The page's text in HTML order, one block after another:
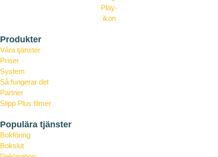
Produkter
Våra tjänster
Priser
System
Så fungerar det
Partner
Slipp Plus filmer
Populära tjänster
Bokföring
Bokslut